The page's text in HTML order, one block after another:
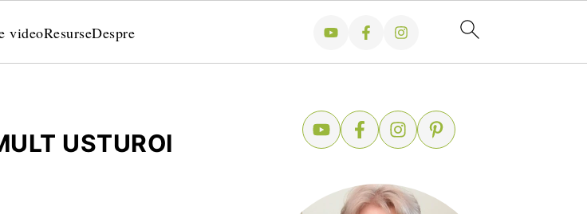
videoResurseDespre
USTUROI